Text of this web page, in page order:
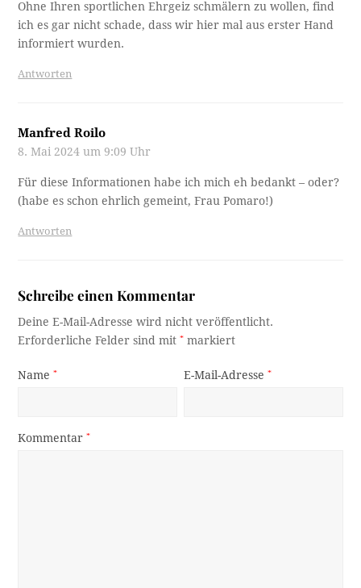
Ohne Ihren sportlichen Ehrgeiz schmälern zu wollen, find
ich es gar nicht schade, dass wir hier mal aus erster Hand
informiert wurden.
Antworten
Manfred Roilo
8. Mai 2024 um 9:09 Uhr
Für diese Informationen habe ich mich eh bedankt – oder?
(habe es schon ehrlich gemeint, Frau Pomaro!)
Antworten
Schreibe einen Kommentar
Deine E-Mail-Adresse wird nicht veröffentlicht.
Erforderliche Felder sind mit* markiert
Name* E-Mail-Adresse*
Kommentar*